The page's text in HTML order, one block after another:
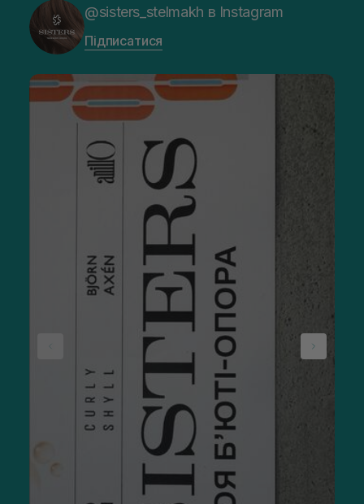
@sisters_stelmakh в Instagram
Підписатися